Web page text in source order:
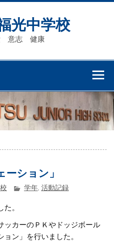
光中学校
意志 健康
ーション」
学年, 活動記録
。
ッカーのＰＫやドッジボール
ン」を行いました。